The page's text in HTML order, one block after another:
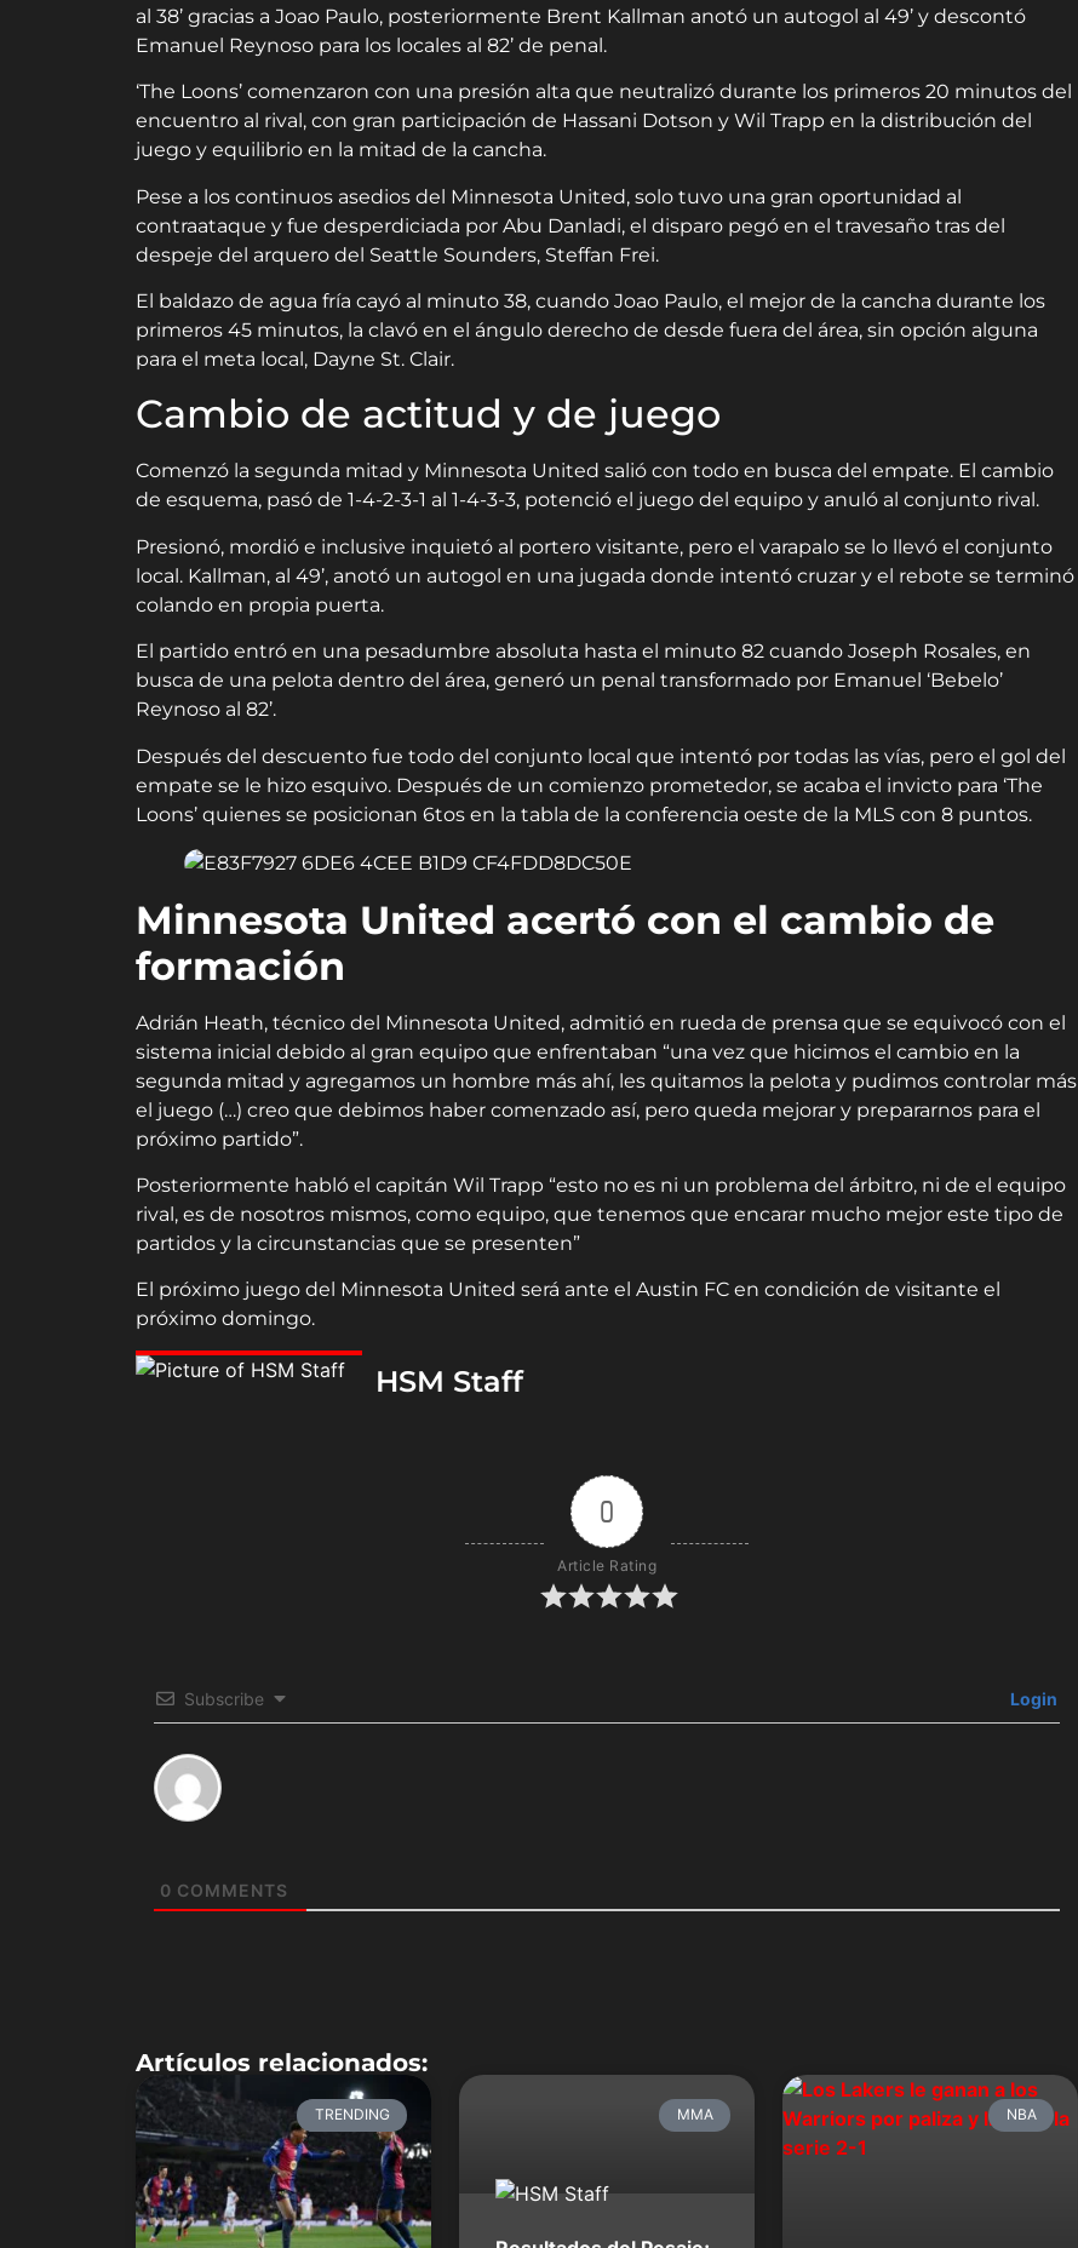
al 38’ gracias a Joao Paulo, posteriormente Brent Kallman anotó un autogol al 49’ y descontó
Emanuel Reynoso para los locales al 82’ de penal.
‘The Loons’ comenzaron con una presión alta que neutralizó durante los primeros 20 minutos del
encuentro al rival, con gran participación de Hassani Dotson y Wil Trapp en la distribución del
juego y equilibrio en la mitad de la cancha.
Pese a los continuos asedios del Minnesota United, solo tuvo una gran oportunidad al
contraataque y fue desperdiciada por Abu Danladi, el disparo pegó en el travesaño tras del
despeje del arquero del Seattle Sounders, Steffan Frei.
El baldazo de agua fría cayó al minuto 38, cuando Joao Paulo, el mejor de la cancha durante los
primeros 45 minutos, la clavó en el ángulo derecho de desde fuera del área, sin opción alguna
para el meta local, Dayne St. Clair.
Cambio de actitud y de juego
Comenzó la segunda mitad y Minnesota United salió con todo en busca del empate. El cambio
de esquema, pasó de 1-4-2-3-1 al 1-4-3-3, potenció el juego del equipo y anuló al conjunto rival.
Presionó, mordió e inclusive inquietó al portero visitante, pero el varapalo se lo llevó el conjunto
local. Kallman, al 49’, anotó un autogol en una jugada donde intentó cruzar y el rebote se terminó
colando en propia puerta.
El partido entró en una pesadumbre absoluta hasta el minuto 82 cuando Joseph Rosales, en
busca de una pelota dentro del área, generó un penal transformado por Emanuel ‘Bebelo’
Reynoso al 82’.
Después del descuento fue todo del conjunto local que intentó por todas las vías, pero el gol del
empate se le hizo esquivo. Después de un comienzo prometedor, se acaba el invicto para ‘The
Loons’ quienes se posicionan 6tos en la tabla de la conferencia oeste de la MLS con 8 puntos.
Minnesota United acertó con el cambio de
formación
Adrián Heath, técnico del Minnesota United, admitió en rueda de prensa que se equivocó con el
sistema inicial debido al gran equipo que enfrentaban “una vez que hicimos el cambio en la
segunda mitad y agregamos un hombre más ahí, les quitamos la pelota y pudimos controlar más
el juego (…) creo que debimos haber comenzado así, pero queda mejorar y prepararnos para el
próximo partido”.
Posteriormente habló el capitán Wil Trapp “esto no es ni un problema del árbitro, ni de el equipo
rival, es de nosotros mismos, como equipo, que tenemos que encarar mucho mejor este tipo de
partidos y la circunstancias que se presenten”
El próximo juego del Minnesota United será ante el Austin FC en condición de visitante el
próximo domingo.
HSM Staff
0
Article Rating
Subscribe Login
0 COMMENTS
Artículos relacionados:
TRENDING MMA NBA